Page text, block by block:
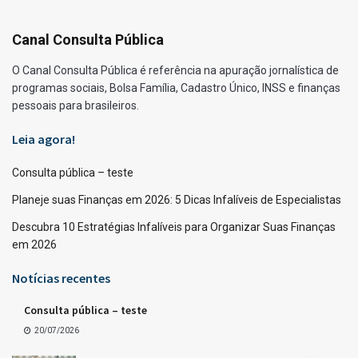
Canal Consulta Pública
O Canal Consulta Pública é referência na apuração jornalística de
programas sociais, Bolsa Família, Cadastro Único, INSS e finanças
pessoais para brasileiros.
Leia agora!
Consulta pública – teste
Planeje suas Finanças em 2026: 5 Dicas Infalíveis de Especialistas
Descubra 10 Estratégias Infalíveis para Organizar Suas Finanças
em 2026
Notícias recentes
Consulta pública – teste
20/07/2026